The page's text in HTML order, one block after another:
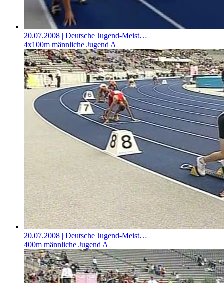
20.07.2008 | Deutsche Jugend-Meist…
4x100m männliche Jugend A
20.07.2008 | Deutsche Jugend-Meist…
400m männliche Jugend A